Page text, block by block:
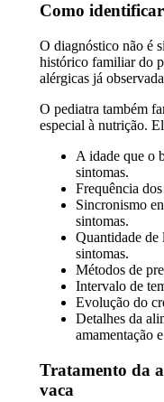
Como
O diagnóstico não é
histórico familiar do
alérgicas já
O pediatra também
especial à nutrição.
A idade que o
sintomas.
Frequência
Sincronismo
sintomas.
Quantidade de
sintomas.
Métodos de
Intervalo de
Evolução do
Detalhes da
amamentação
Tratamento da
vaca